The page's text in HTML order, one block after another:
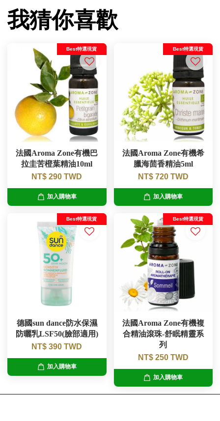
我猜你喜歡
Best特選現貨
法國Aroma Zone有機巴
拉圭苦橙葉精油10ml
NT$ 290 TWD
加入購物車
Best特選現貨
法國Aroma Zone有機希
臘海茴香精油5ml
NT$ 720 TWD
加入購物車
Best特選現貨
德國sun dance防水保濕
防曬乳LSF50(臉部適用)
NT$ 390 TWD
加入購物車
Best特選現貨
法國Aroma Zone有機複
合精油滾珠-舒眠精靈系
列
NT$ 250 TWD
加入購物車